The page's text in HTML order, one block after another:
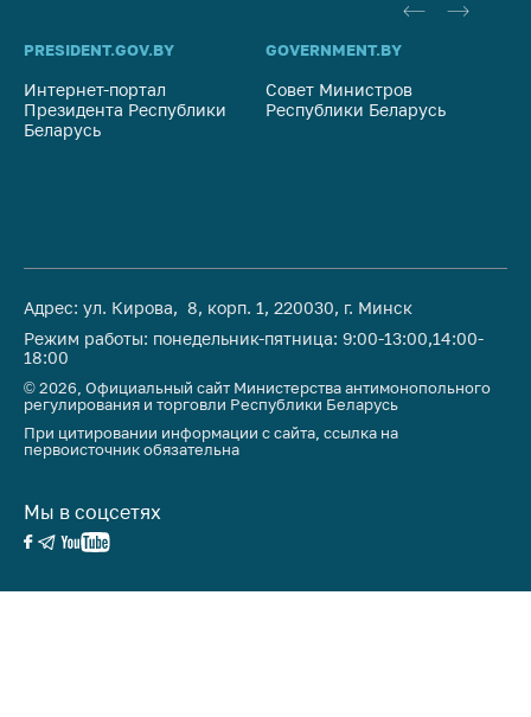
общественного
обслуживания
Обучение по
политики
PRESIDENT.GOV.BY
Интернет-портал
Президента Республики
Беларусь
GOVERNMENT.BY
Совет Министров
Республики Беларусь
Адрес: ул. Кирова, 8, корп. 1, 220030, г. Минск
Режим работы: понедельник-пятница: 9:00-13:00,14:00-
18:00
© 2026, Официальный сайт Министерства антимонопольного
регулирования и торговли Республики Беларусь
При цитировании информации с сайта, ссылка на
первоисточник обязательна
Мы в соцсетях